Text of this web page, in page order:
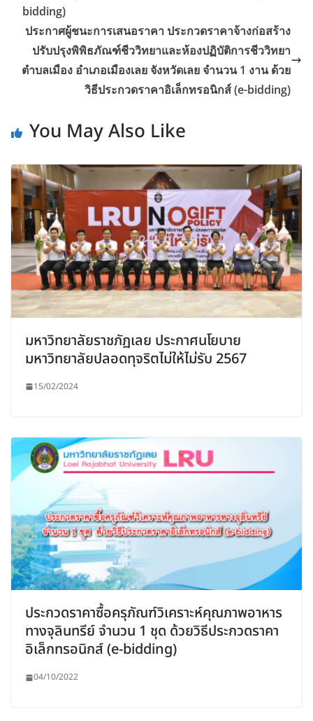
bidding)
ประกาศผู้ชนะการเสนอราคา ประกวดราคาจ้างก่อสร้าง
ปรับปรุงพิพิธภัณฑ์ชีววิทยาและห้องปฏิบัติการชีววิทยา
ตำบลเมือง อำเภอเมืองเลย จังหวัดเลย จำนวน 1 งาน ด้วย
วิธีประกวดราคาอิเล็กทรอนิกส์ (e-bidding)
You May Also Like
มหาวิทยาลัยราชภัฏเลย ประกาศนโยบาย
มหาวิทยาลัยปลอดทุจริตไม่ให้ไม่รับ 2567
15/02/2024
ประกวดราคาซื้อครุภัณฑ์วิเคราะห์คุณภาพอาหาร
ทางจุลินทรีย์ จำนวน 1 ชุด ด้วยวิธีประกวดราคา
อิเล็กทรอนิกส์ (e-bidding)
04/10/2022